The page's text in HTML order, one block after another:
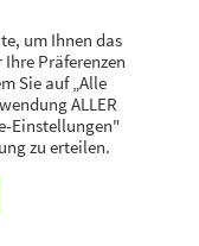
um Ihnen das
Präferenzen
Sie auf „Alle
ALLER
Einstellungen"
zu erteilen.